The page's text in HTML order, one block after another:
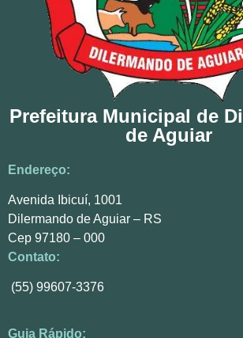
Prefeitura Municipal de
de Aguiar
Endereço:
Avenida Ibicuí, 1001
Dilermando de Aguiar – RS
Cep 97180 – 000
Contato:
(55) 99607-3376
Guia Rápido: